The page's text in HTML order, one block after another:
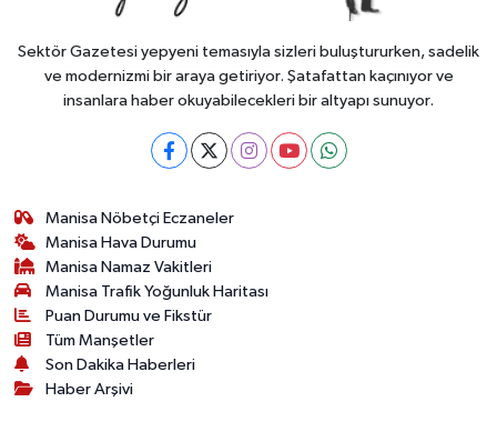
Sektör Gazetesi yepyeni temasıyla sizleri buluştururken, sadelik
ve modernizmi bir araya getiriyor. Şatafattan kaçınıyor ve
insanlara haber okuyabilecekleri bir altyapı sunuyor.
Manisa Nöbetçi Eczaneler
Manisa Hava Durumu
Manisa Namaz Vakitleri
Manisa Trafik Yoğunluk Haritası
Puan Durumu ve Fikstür
Tüm Manşetler
Son Dakika Haberleri
Haber Arşivi